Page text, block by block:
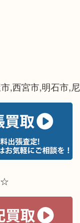
,西宮市,明石市,
☆